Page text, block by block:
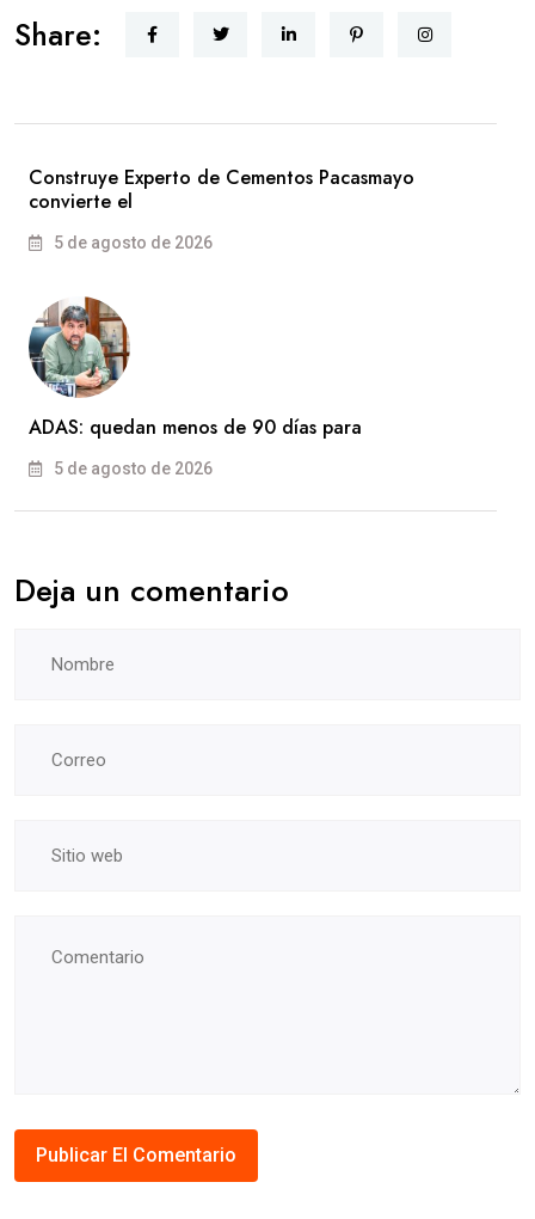
Share:
Construye Experto de Cementos Pacasmayo
convierte el
5 de agosto de 2026
ADAS: quedan menos de 90 días para
5 de agosto de 2026
Deja un comentario